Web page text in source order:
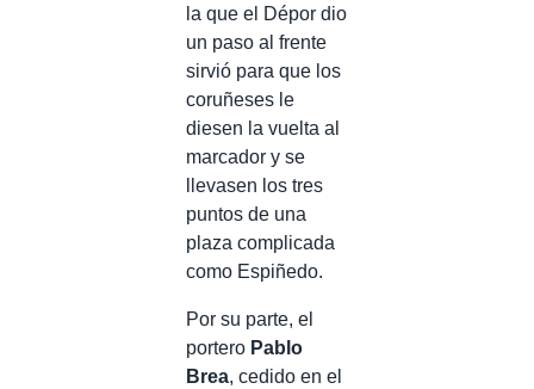
la que el Dépor dio
un paso al frente
sirvió para que los
coruñeses le
diesen la vuelta al
marcador y se
llevasen los tres
puntos de una
plaza complicada
como Espiñedo.
Por su parte, el
portero Pablo
Brea, cedido en el